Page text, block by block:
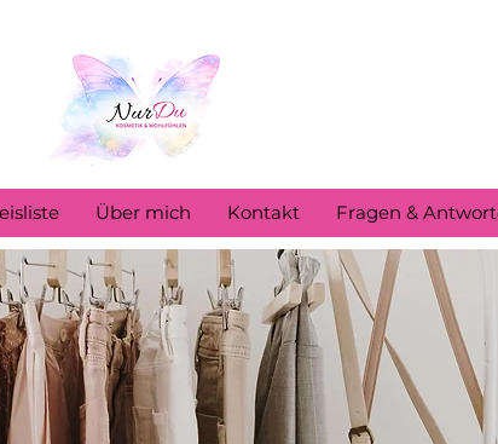
Über mich Kontakt Fragen &